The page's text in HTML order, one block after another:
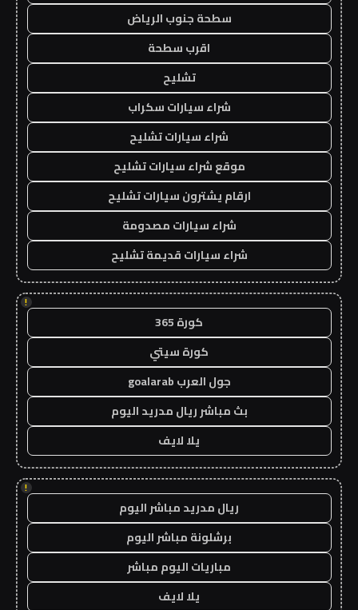
سطحة جنوب الرياض
اقرب سطحة
تشليح
شراء سيارات سكراب
شراء سيارات تشليح
موقع شراء سيارات تشليح
ارقام يشترون سيارات تشليح
شراء سيارات مصدومة
شراء سيارات قديمة تشليح
!
كورة 365
كورة سيتي
جول العرب goalarab
بث مباشر ريال مدريد اليوم
يلا لايف
!
ريال مدريد مباشر اليوم
برشلونة مباشر اليوم
مباريات اليوم مباشر
يلا لايف